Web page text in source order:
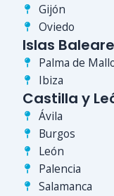
Gijón
Oviedo
Islas
Palma de
Ibiza
Castilla y
Ávila
Burgos
León
Palencia
Salamanca